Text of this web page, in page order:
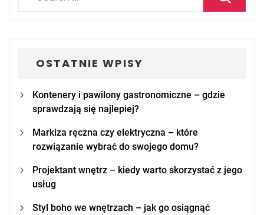
OSTATNIE WPISY
Kontenery i pawilony gastronomiczne – gdzie
sprawdzają się najlepiej?
Markiza ręczna czy elektryczna – które
rozwiązanie wybrać do swojego domu?
Projektant wnętrz – kiedy warto skorzystać z jego
usług
Styl boho we wnętrzach – jak go osiągnąć